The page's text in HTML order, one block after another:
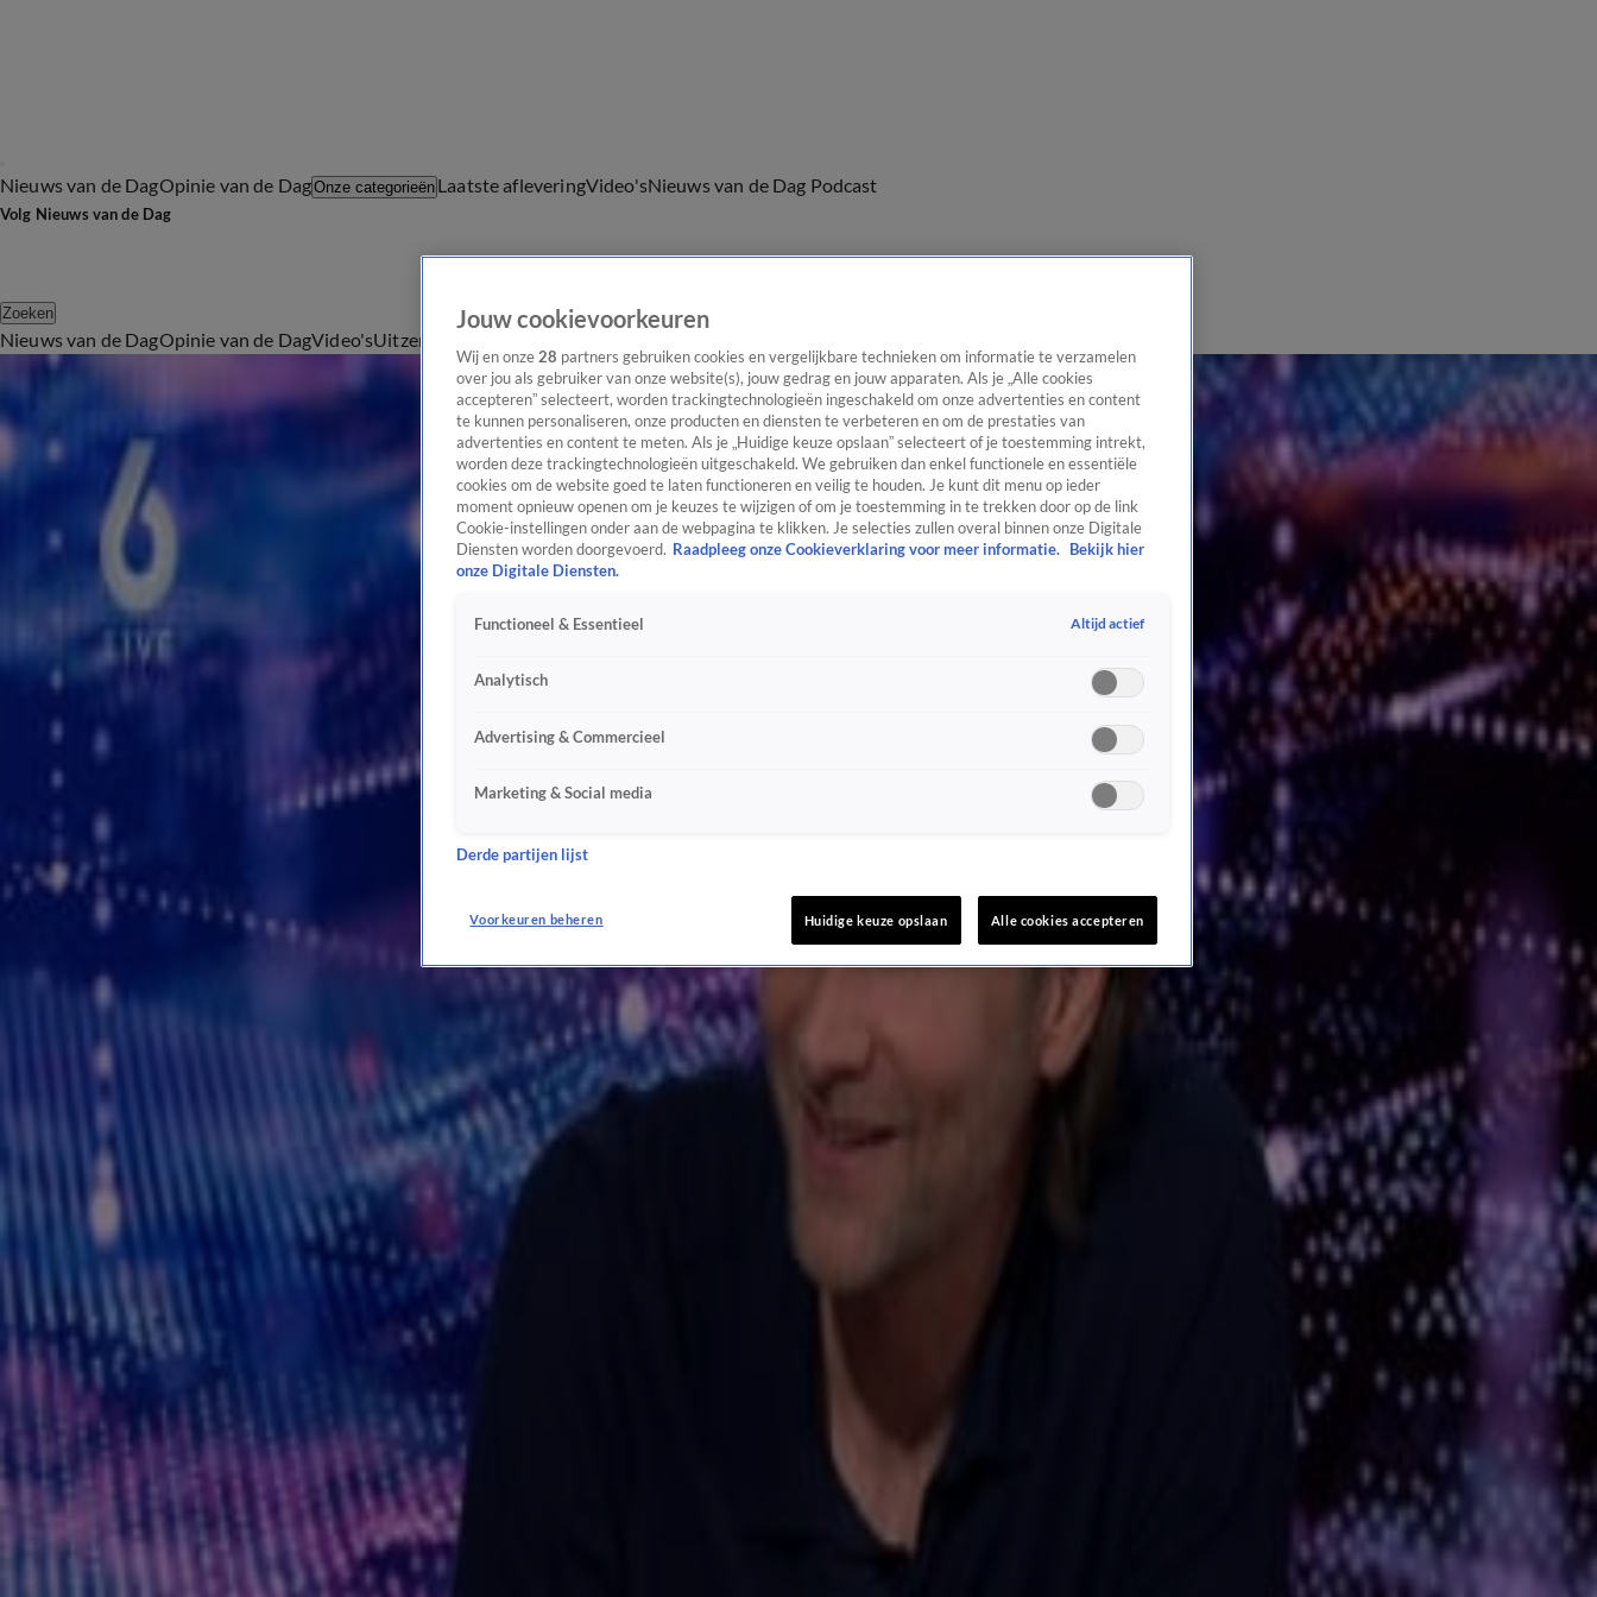
Nieuws van de DagOpinie van de DagOnze categorieën Laatste afleveringVideo'sNieuws van de Dag Podcast
Volg Nieuws van de Dag
Zoeken
Nieuws van de DagOpinie van de DagVideo'sUitzendingen
Alle Tech Videos
5:24
Na DigiD nu ook de Belastingdienst in Amerikaanse handen?
20 mrt, 19:35
4:44
Je baan op de tocht door AI? 41 procent is daar bang voor
25 feb, 20:15
Waar blijft de maatschappelijke verontwaardiging over het megalek bij Odido?
18 feb, 19:09
9:36
Wéér zijn reizigers de dupe van mega datalek, nu bij Sunweb
6 okt 2025, 19:13
'Artiesten die klagen over AI-muziek zijn hypocriet: ze gebruiken het zelf ook!'
26 sep 2025, 19:48
9 sep 2025, 19:44
29 aug 2025, 19:56
Slimme deurbel steeds populairder, maar niet onschuldig
26 aug 2025, 19:28
"Er was geen haar op mijn hoofd die deze mail serieus nam"
18 juli 2025, 19:13
16 juli 2025, 19:24
4:21
Online games zijn nieuwe verzamelplek voor kinderlokkers
27 juni 2025, 19:06
ChatGPT maakt je dom
20 juni 2025, 19:44
5:27
Android-gebruikers kunnen worden gevolgd op internet, zelfs in privé-modus
Jouw cookievoorkeuren
Wij en onze 28 partners gebruiken cookies en vergelijkbare technieken om informatie te verzamelen
over jou als gebruiker van onze website(s), jouw gedrag en jouw apparaten. Als je „Alle cookies
accepteren” selecteert, worden trackingtechnologieën ingeschakeld om onze advertenties en content
te kunnen personaliseren, onze producten en diensten te verbeteren en om de prestaties van
advertenties en content te meten. Als je „Huidige keuze opslaan” selecteert of je toestemming intrekt,
worden deze trackingtechnologieën uitgeschakeld. We gebruiken dan enkel functionele en essentiële
cookies om de website goed te laten functioneren en veilig te houden. Je kunt dit menu op ieder
moment opnieuw openen om je keuzes te wijzigen of om je toestemming in te trekken door op de link
Cookie-instellingen onder aan de webpagina te klikken. Je selecties zullen overal binnen onze Digitale
Diensten worden doorgevoerd. Raadpleeg onze Cookieverklaring voor meer informatie. Bekijk hier
onze Digitale Diensten.
Functioneel & Essentieel Altijd actief
Analytisch
Advertising & Commercieel
Marketing & Social media
Derde partijen lijst
Voorkeuren beheren Huidige keuze opslaan Alle cookies accepteren